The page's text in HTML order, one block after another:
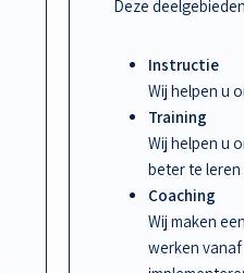
Deze
Instructie
Wij helpen u
Training
Wij helpen u
beter te leren
Coaching
Wij maken
werken